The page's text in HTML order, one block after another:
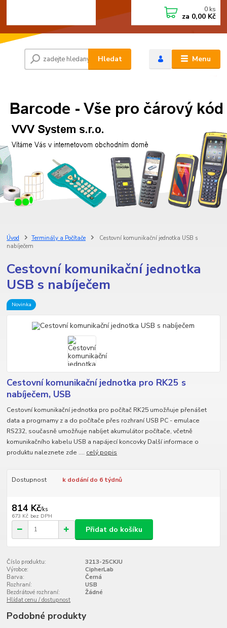
Menu
Hledat
0 ks
za 0,00 Kč
Úvod Terminály a Počítače
Cestovní komunikační jednotka USB s
nabíječem
Cestovní komunikační jednotka
USB s nabíječem
Novinka
Cestovní komunikační jednotka pro RK25 s
nabíječem, USB
Cestovní komunikační jednotka pro počítač RK25 umožňuje přenášet
data a progrnamy z a do počítače přes rozhraní USB PC - emulace
RS232, současně umožňuje nabíjet akumulátor počítače, včetně
komunikačního kabelu USB a napájecí koncovky Další informace o
produktu naleznete zde .... celý popis
Dostupnost k dodání do 6 týdnů
814 Kč/ks
673 Kč bez DPH
Přidat do košíku
Číslo produktu:
3213-25CKJU
Výrobce:
CipherLab
Barva:
Černá
Rozhraní:
USB
Bezdrátové rozhraní:
Žádné
Hlídat cenu / dostupnost
Podobné produkty